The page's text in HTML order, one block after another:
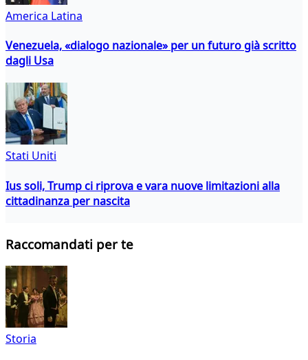
America Latina
Venezuela, «dialogo nazionale» per un futuro già scritto
dagli Usa
Stati Uniti
Ius soli, Trump ci riprova e vara nuove limitazioni alla
cittadinanza per nascita
Raccomandati per te
Storia